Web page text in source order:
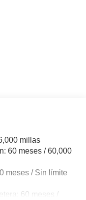
millas
60 meses / 60,000
meses / Sin límite
60 meses /